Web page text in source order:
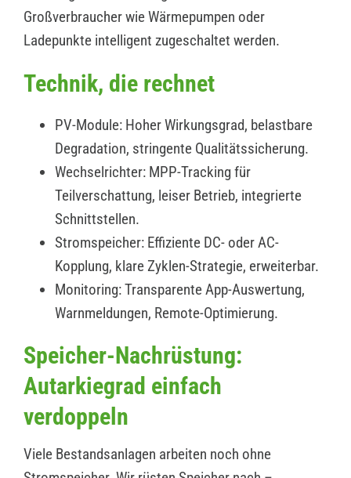
Großverbraucher wie Wärmepumpen oder
Ladepunkte intelligent zugeschaltet werden.
Technik, die rechnet
PV-Module: Hoher Wirkungsgrad, belastbare
Degradation, stringente Qualitätssicherung.
Wechselrichter: MPP-Tracking für
Teilverschattung, leiser Betrieb, integrierte
Schnittstellen.
Stromspeicher: Effiziente DC- oder AC-
Kopplung, klare Zyklen-Strategie, erweiterbar.
Monitoring: Transparente App-Auswertung,
Warnmeldungen, Remote-Optimierung.
Speicher-Nachrüstung:
Autarkiegrad einfach
verdoppeln
Viele Bestandsanlagen arbeiten noch ohne